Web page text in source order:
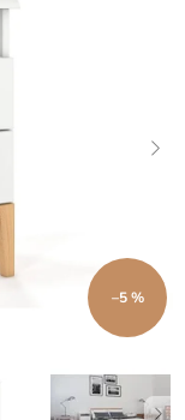
–5 %